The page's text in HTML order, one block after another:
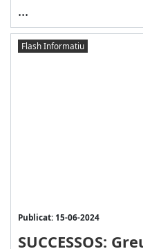
...
Flash Informatiu
Publicat: 15-06-2024
SUCCESSOS: